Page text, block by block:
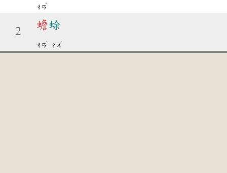
ㄔㄢ
ˊ
2
蟾蜍
ㄔㄢ
ˊ
ㄔㄨ
ˊ